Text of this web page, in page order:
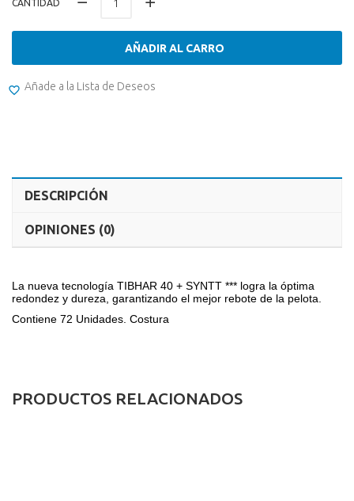
CANTIDAD
AÑADIR AL CARRO
Añade a la Lista de Deseos
DESCRIPCIÓN
OPINIONES (0)
La nueva tecnología TIBHAR 40 + SYNTT *** logra la óptima
redondez y dureza, garantizando el mejor rebote de la pelota.
Contiene 72 Unidades. Costura
PRODUCTOS RELACIONADOS